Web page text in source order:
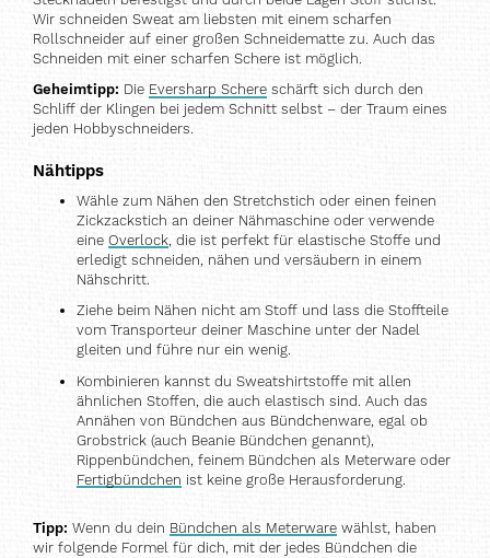
Wir schneiden Sweat am liebsten mit einem scharfen
Rollschneider auf einer großen Schneidematte zu. Auch das
Schneiden mit einer scharfen Schere ist möglich.
Geheimtipp: Die Eversharp Schere schärft sich durch den
Schliff der Klingen bei jedem Schnitt selbst – der Traum eines
jeden Hobbyschneiders.
Nähtipps
Wähle zum Nähen den Stretchstich oder einen feinen
Zickzackstich an deiner Nähmaschine oder verwende
eine Overlock, die ist perfekt für elastische Stoffe und
erledigt schneiden, nähen und versäubern in einem
Nähschritt.
Ziehe beim Nähen nicht am Stoff und lass die Stoffteile
vom Transporteur deiner Maschine unter der Nadel
gleiten und führe nur ein wenig.
Kombinieren kannst du Sweatshirtstoffe mit allen
ähnlichen Stoffen, die auch elastisch sind. Auch das
Annähen von Bündchen aus Bündchenware, egal ob
Grobstrick (auch Beanie Bündchen genannt),
Rippenbündchen, feinem Bündchen als Meterware oder
Fertigbündchen ist keine große Herausforderung.
Tipp: Wenn du dein Bündchen als Meterware wählst, haben
wir folgende Formel für dich, mit der jedes Bündchen die